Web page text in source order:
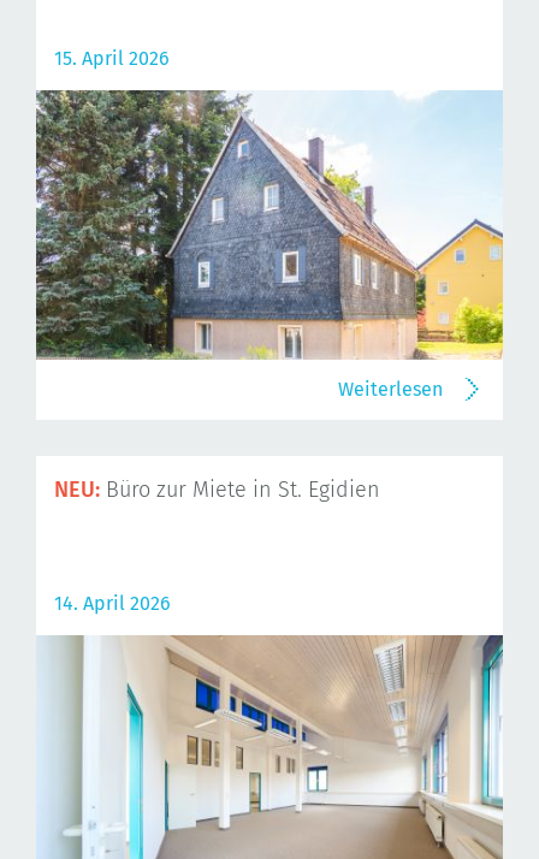
15. April 2026
Weiterlesen
NEU: Büro zur Miete in St. Egidien
14. April 2026